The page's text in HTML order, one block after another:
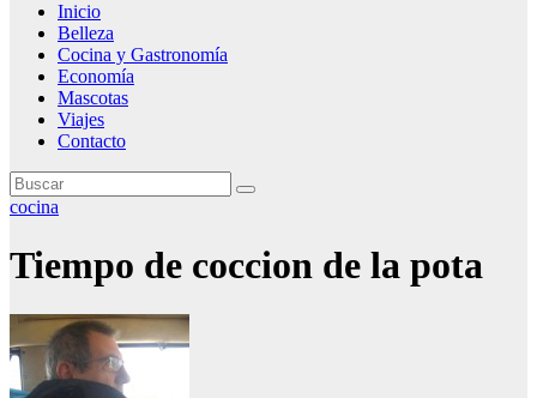
Inicio
Belleza
Cocina y Gastronomía
Economía
Mascotas
Viajes
Contacto
cocina
Tiempo de coccion de la pota